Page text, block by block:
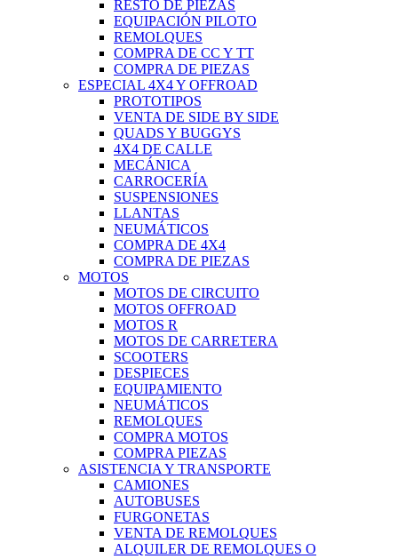
RESTO DE PIEZAS
EQUIPACIÓN PILOTO
REMOLQUES
COMPRA DE CC Y TT
COMPRA DE PIEZAS
ESPECIAL 4X4 Y OFFROAD
PROTOTIPOS
VENTA DE SIDE BY SIDE
QUADS Y BUGGYS
4X4 DE CALLE
MECÁNICA
CARROCERÍA
SUSPENSIONES
LLANTAS
NEUMÁTICOS
COMPRA DE 4X4
COMPRA DE PIEZAS
MOTOS
MOTOS DE CIRCUITO
MOTOS OFFROAD
MOTOS R
MOTOS DE CARRETERA
SCOOTERS
DESPIECES
EQUIPAMIENTO
NEUMÁTICOS
REMOLQUES
COMPRA MOTOS
COMPRA PIEZAS
ASISTENCIA Y TRANSPORTE
CAMIONES
AUTOBUSES
FURGONETAS
VENTA DE REMOLQUES
ALQUILER DE REMOLQUES O